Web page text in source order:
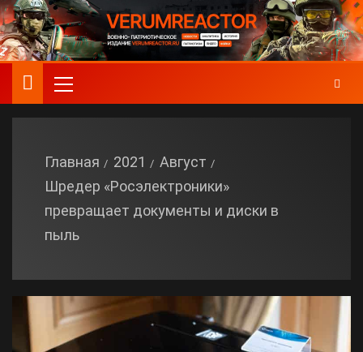
Главная 2021
Август
Шредер «Росэлектроники»
превращает документы и диски в
пыль